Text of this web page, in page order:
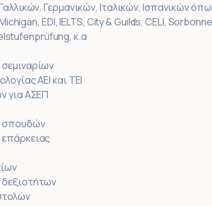
Γερμανικών, Ιταλικών, Ισπανικών
EDI, IELTS, City & Guilds, CELI,
κ.α
ΑΕΙ και ΤΕΙ
για ΑΣΕΠ
σπουδών